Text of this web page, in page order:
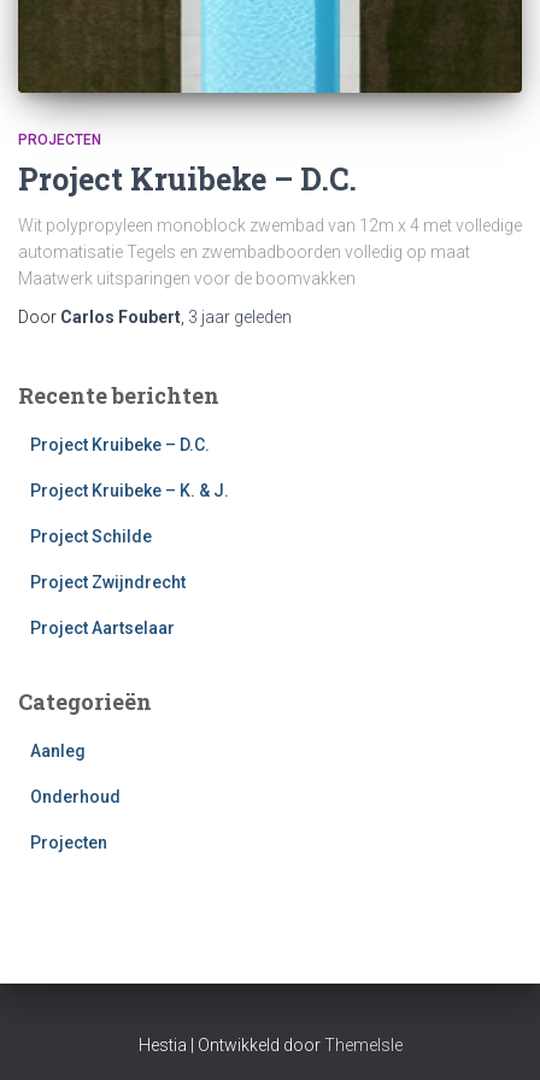
PROJECTEN
Project Kruibeke – D.C.
Wit polypropyleen monoblock zwembad van 12m x 4 met volledige
automatisatie Tegels en zwembadboorden volledig op maat
Maatwerk uitsparingen voor de boomvakken
Door Carlos Foubert 3 jaar geleden
Recente berichten
Project Kruibeke – D.C.
Project Kruibeke – K. & J.
Project Schilde
Project Zwijndrecht
Project Aartselaar
Categorieën
Aanleg
Onderhoud
Projecten
Hestia | Ontwikkeld doorThemeIsle